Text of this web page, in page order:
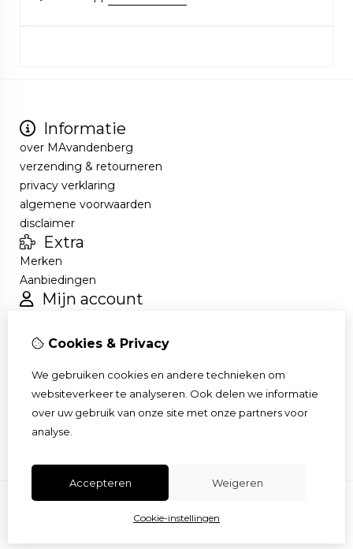
Informatie
over MAvandenberg
verzending & retourneren
privacy verklaring
algemene voorwaarden
disclaimer
Extra
Merken
Aanbiedingen
Mijn account
Bestelhistorie
Nieuwsbrief
Klantenservice
Contact
Sitemap
Cookies & Privacy
We gebruiken cookies en andere technieken om
websiteverkeer te analyseren. Ook delen we informatie
over uw gebruik van onze site met onze partners voor
analyse.
Accepteren Weigeren
Cookie-instellingen